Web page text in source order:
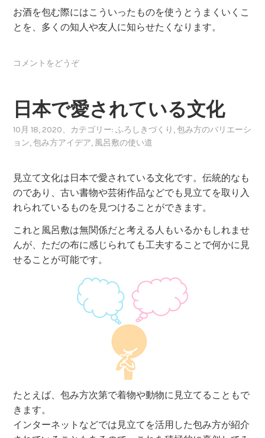
お酒を包む際にはこういったものを使うとうまくいくこ
とを、多くの知人や友人に知らせたくなります。
コメントをどうぞ
日本で愛されている文化
10月 18, 2020、カテゴリー:ふろしきづくり ,包み方のバリエーシ
ョン,包み方アイデア, 風呂敷の使い道
見立て文化は日本で愛されている文化です。伝統的なも
のであり、古い書物や芸術作品などでも見立てを取り入
れられているものを見つけることができます。
これと風呂敷は無関係だと考える人もいるかもしれませ
んが、ただの布に感じられても工夫することで何かに見
せることが可能です。
たとえば、包み方次第で着物や動物に見立てることもで
きます。
インターネットなどでは見立てを活用した包み方が紹介